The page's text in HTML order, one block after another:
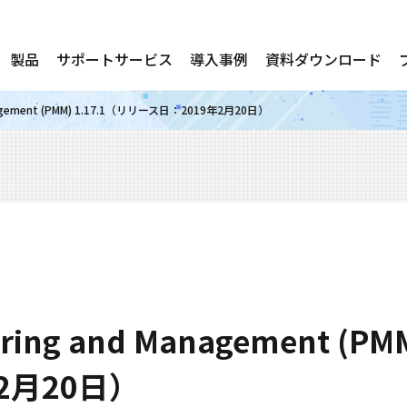
製品 サポートサービス 導入事例 資料ダウンロード
(PMM) 1.17.1（リリース日：2019年2月20日）
and Management
20日）